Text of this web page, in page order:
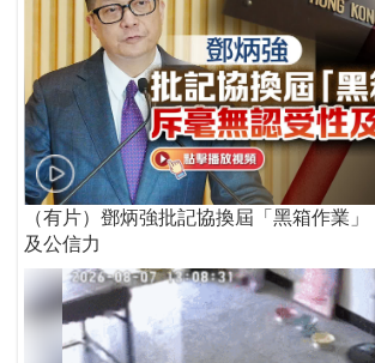
（有片）鄧炳強批記協換屆「黑箱作業
及公信力